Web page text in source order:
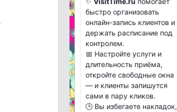
быстро организовать
онлайн-запись клиентов и
держать расписание под
контролем.
📅 Настройте услуги и
длительность приёма,
откройте свободные окна
— и клиенты запишутся
сами в пару кликов.
🕒 Вы избегаете накладок,